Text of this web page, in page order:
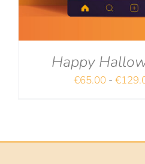
Happy
€65.00 - €